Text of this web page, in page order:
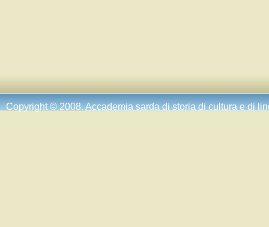
Copyright © 2008.Accademia sarda di storia di cultura e di